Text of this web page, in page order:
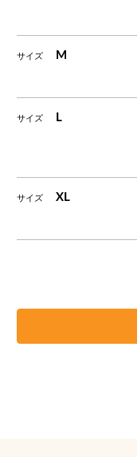
サイズ M
サイズ L
サイズ XL